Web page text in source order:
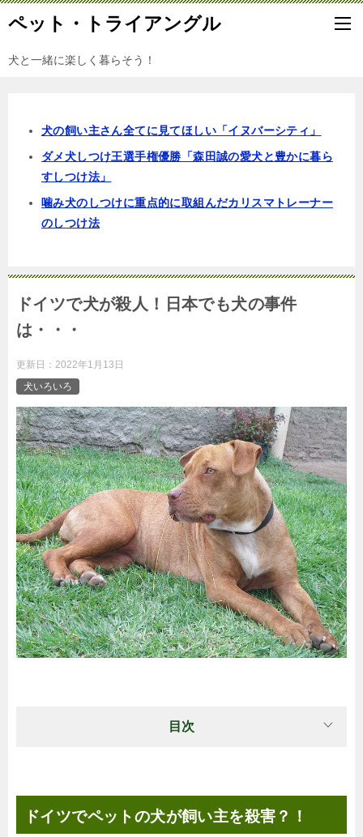
ペット・トライアングル
犬と一緒に楽しく暮らそう！
犬の飼い主さん全てに見てほしい「イヌバーシティ」
ダメ犬しつけ王選手権優勝「森田誠の愛犬と豊かに暮ら
すしつけ法」
噛み犬のしつけに重点的に取組んだカリスマトレーナー
のしつけ法
ドイツで犬が殺人！日本でも犬の事件
は・・・
更新日： 2022年1月13日
犬いろいろ
目次
ドイツでペットの犬が飼い主を殺害？！